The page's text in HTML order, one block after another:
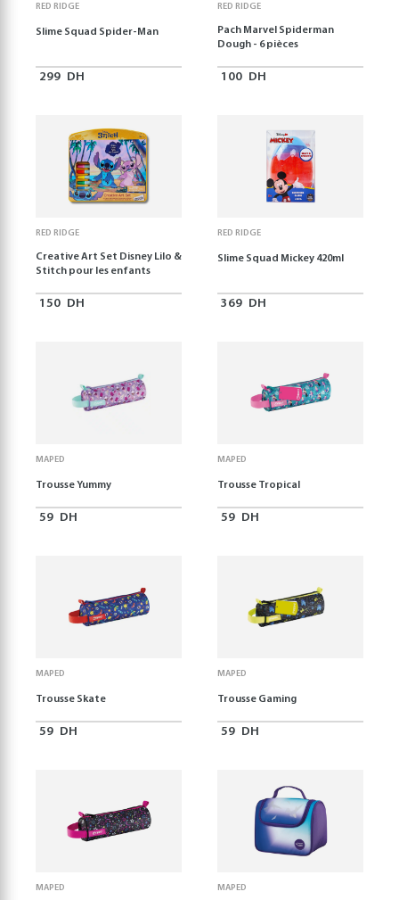
RED RIDGE
Slime Squad Spider-Man
299 DH
RED RIDGE
Pach Marvel Spiderman
Dough - 6 pièces
100 DH
RED RIDGE
Creative Art Set Disney Lilo &
Stitch pour les enfants
150 DH
RED RIDGE
Slime Squad Mickey 420ml
369 DH
MAPED
Trousse Yummy
59 DH
MAPED
Trousse Tropical
59 DH
MAPED
Trousse Skate
59 DH
MAPED
Trousse Gaming
59 DH
MAPED MAPED